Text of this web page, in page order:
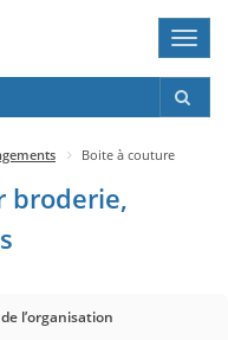
Boite à couture
broderie,
l’organisation